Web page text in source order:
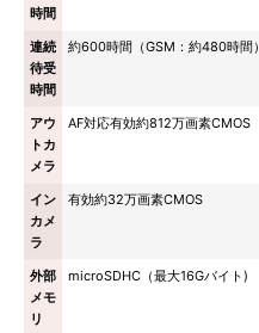
時間
連続
待受
時間
約600時間（GSM：約480時間）
アウ
トカ
メラ
AF対応有効約812万画素CMOS
イン
カメ
ラ
有効約32万画素CMOS
外部
メモ
リ
microSDHC（最大16Gバイト)